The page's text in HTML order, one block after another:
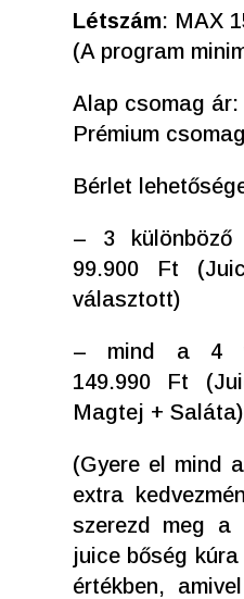
Létszám: MAX
(A program
Alap csomag ár:
Prémium
Bérlet
– 3 különböző
99.900 Ft
választott)
– mind a 4
149.990 Ft
Magtej + Saláta)
(Gyere el mind
extra
szerezd meg a
juice bőség
értékben,